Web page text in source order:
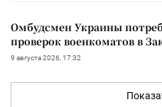
Омбудсмен Украины
проверок военкоматов в
9 августа 2026, 17:32